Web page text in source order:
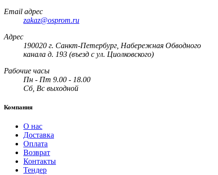
Email адрес
zakaz@osprom.ru
Адрес
190020 г. Санкт-Петербург, Набережная Обводного
канала д. 193 (въезд с ул. Циолковского)
Рабочие часы
Пн - Пт 9.00 - 18.00
Сб, Вс выходной
Компания
О нас
Доставка
Оплата
Возврат
Контакты
Тендер